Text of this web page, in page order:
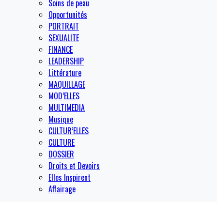
Soins de peau
Opportunités
PORTRAIT
SEXUALITE
FINANCE
LEADERSHIP
Littérature
MAQUILLAGE
MOD’ELLES
MULTIMEDIA
Musique
CULTUR’ELLES
CULTURE
DOSSIER
Droits et Devoirs
Elles Inspirent
Affairage